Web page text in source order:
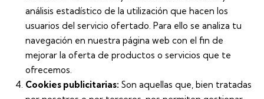
análisis estadístico de la utilización que hacen los
usuarios del servicio ofertado. Para ello se analiza tu
navegación en nuestra página web con el fin de
mejorar la oferta de productos o servicios que te
ofrecemos.
Cookies publicitarias: Son aquellas que, bien tratadas